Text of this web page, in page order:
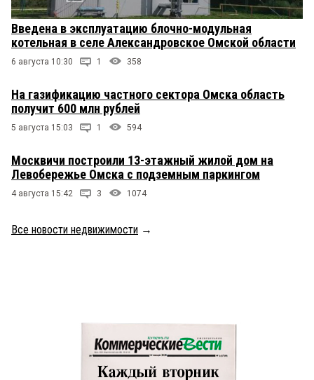
Введена в эксплуатацию блочно-модульная
котельная в селе Александровское Омской области
6 августа 10:30 1 358
На газификацию частного сектора Омска область
получит 600 млн рублей
5 августа 15:03 1 594
Москвичи построили 13-этажный жилой дом на
Левобережье Омска с подземным паркингом
4 августа 15:42 3 1074
Все новости недвижимости →